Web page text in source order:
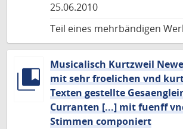
25.06.2010
Teil eines mehrbändigen
Musicalisch Kurtzweil
mit sehr froelichen vnd
Texten gestellte
Curranten [...] mit fuenff
Stimmen componiert